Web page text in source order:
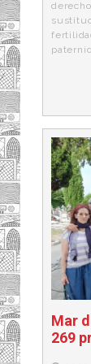
k
Mar
269